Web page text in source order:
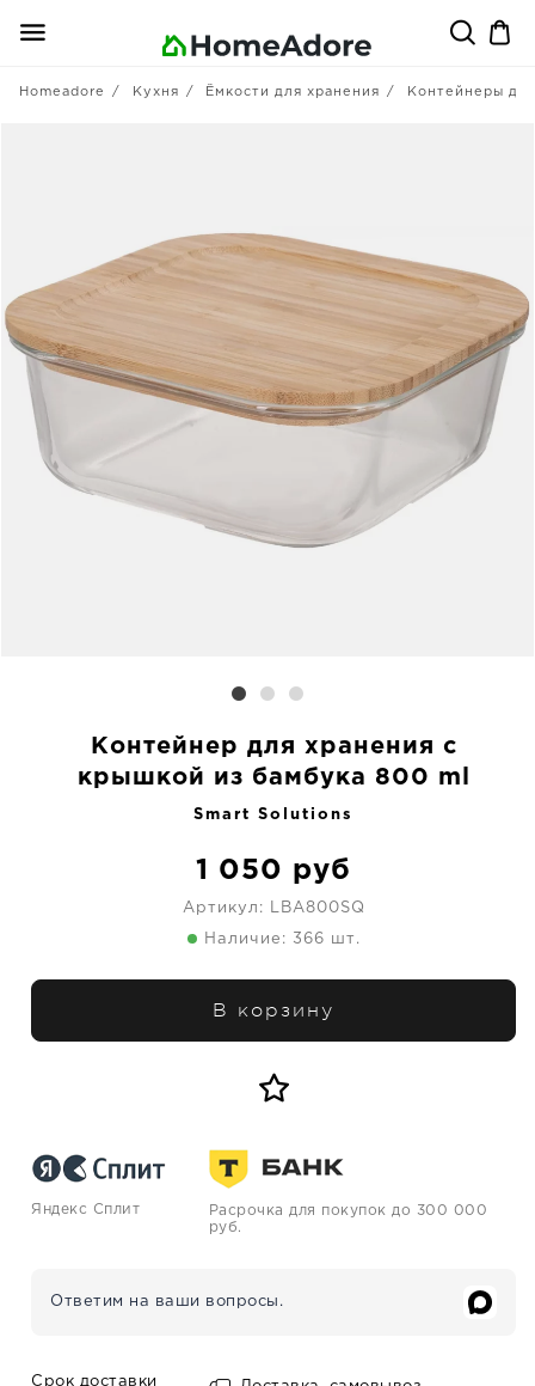
Homeadore Кухня Ёмкости для хранения Контейнеры
Контейнер для хранения с
крышкой из бамбука 800 ml
Smart Solutions
1 050 руб
Артикул: LBA800SQ
Наличие: 366 шт.
В корзину
Яндекс Сплит
Расрочка для покупок до 300 000
руб.
Ответим на ваши вопросы.
Срок доставки